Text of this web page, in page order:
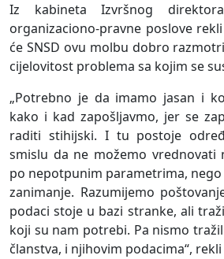
Iz kabineta Izvršnog
organizaciono-pravne poslove
će SNSD ovu molbu dobro
cijelovitost problema sa kojim se
„Potrebno je da imamo jasan i
kako i kad zapošljavmo, jer se
raditi stihijski. I tu postoje
smislu da ne možemo vrednovati
po nepotpunim parametrima,
zanimanje. Razumijemo
podaci stoje u bazi stranke, ali
koji su nam potrebi. Pa nismo
članstva, i njihovim podacima“,